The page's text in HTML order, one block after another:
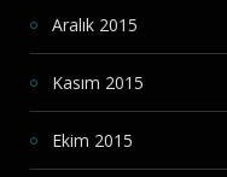
Aralık 2015
Kasım 2015
Ekim 2015